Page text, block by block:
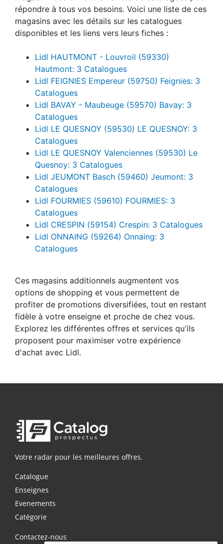
répondre à tous vos besoins. Voici une liste de ces
magasins avec les détails sur les catalogues
disponibles et les liens vers leurs fiches :
Lidl HAUTMONT - Louvroil (59330)
Hautmont: 3 Catalogues
Lidl FEIGNIES Empereur (59750) Feignies: 3
Catalogues
Lidl BAVAY - Maubeuge (59570) Bavay: 3
Catalogues
Lidl LE QUESNOY (59530) LE QUESNOY: 3
Catalogues
Lidl LE QUESNOY Valenciennes (59530) Le
Quesnoy: 3 Catalogues
Lidl JEUMONT Basch (59460) Jeumont: 3
Catalogues
Lidl FOURMIES (59610) FOURMIES: 3
Catalogues
Lidl CRESPIN (59154) Crespin: 3 Catalogues
Lidl ONNAING (59264) Onnaing: 3
Catalogues
Ces magasins additionnels augmentent vos
options de shopping et vous permettent de
profiter de promotions diversifiées, tout en restant
fidèle à votre enseigne et proche de chez vous.
Explorez les différentes offres et services qu'ils
proposent pour maximiser votre expérience
d'achat avec Lidl.
Votre radar pour les meilleures offres.
Catalogue
Enseignes
Evenements
Catégorie
Contactez-nous